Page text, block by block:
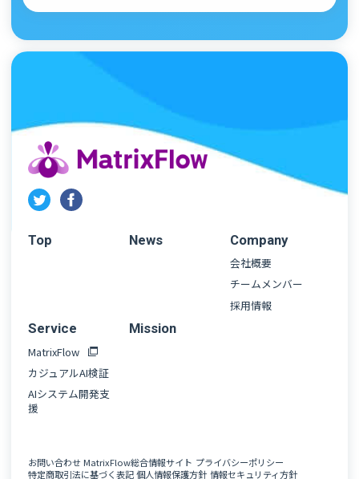
Top News
Company
会社概要
チームメンバー
採用情報
Service
MatrixFlow
カジュアルAI検証
AIシステム開発支
援
Mission
お問い合わせ MatrixFlow総合情報サイト プライバシーポリシー
特定商取引法に基づく表記 個人情報保護方針 情報セキュリティ方針